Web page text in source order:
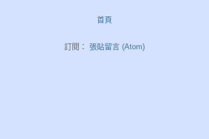
首頁
訂閱： 張貼留言 (Atom)